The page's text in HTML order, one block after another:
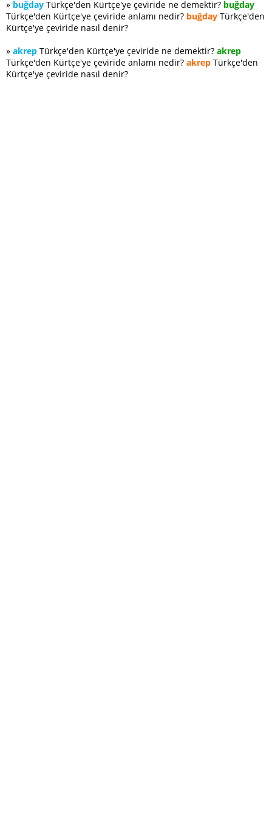
» buğday Türkçe'den Kürtçe'ye çeviride ne demektir? buğday
Türkçe'den Kürtçe'ye çeviride anlamı nedir? buğday Türkçe'den
Kürtçe'ye çeviride nasıl denir?
» akrep Türkçe'den Kürtçe'ye çeviride ne demektir? akrep
Türkçe'den Kürtçe'ye çeviride anlamı nedir? akrep Türkçe'den
Kürtçe'ye çeviride nasıl denir?